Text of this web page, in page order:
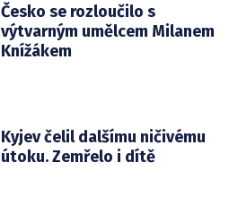
Česko se rozloučilo s
výtvarným umělcem Milanem
Knížákem
Kyjev čelil dalšímu ničivému
útoku. Zemřelo i dítě